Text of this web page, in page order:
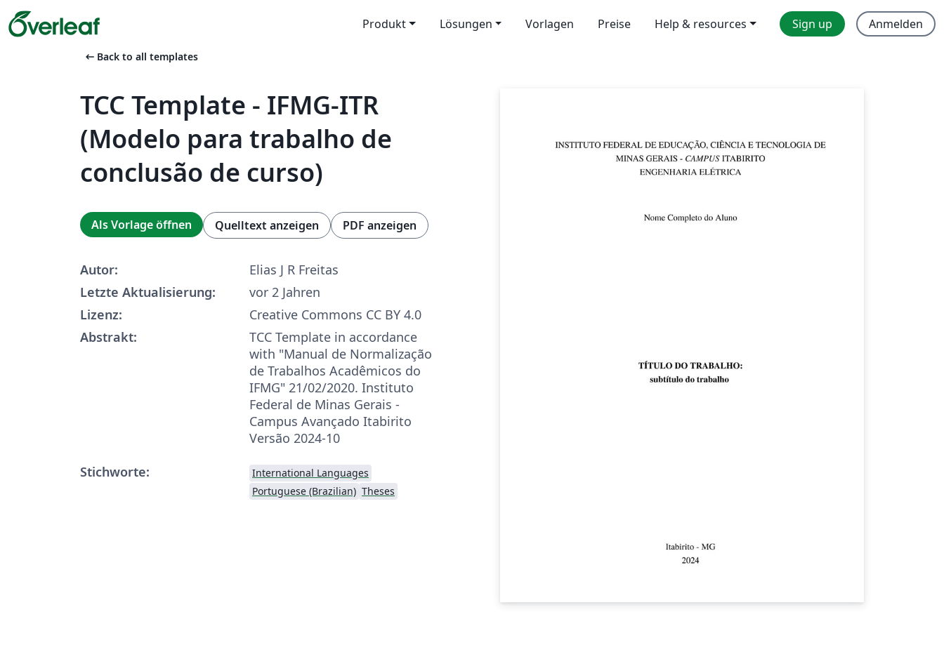
Produkt Lösungen Vorlagen Preise Help & resources Sign up Anmelden
arrow_left_alt Back to all templates
TCC Template - IFMG-ITR
(Modelo para trabalho de
conclusão de curso)
Als Vorlage öffnen Quelltext anzeigen PDF anzeigen
Autor:
Elias J R Freitas
Letzte Aktualisierung:
vor 2 Jahren
Lizenz:
Creative Commons CC BY 4.0
Abstrakt:
TCC Template in accordance
with "Manual de Normalização
de Trabalhos Acadêmicos do
IFMG" 21/02/2020. Instituto
Federal de Minas Gerais -
Campus Avançado Itabirito
Versão 2024-10
Stichworte:
International Languages
Portuguese (Brazilian) Theses